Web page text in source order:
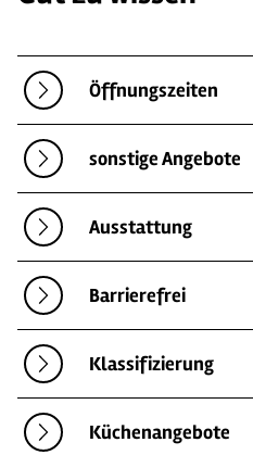
Öffnungszeiten
sonstige Angebote
Ausstattung
Barrierefrei
Klassifizierung
Küchenangebote